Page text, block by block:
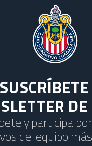
y participa
del equipo